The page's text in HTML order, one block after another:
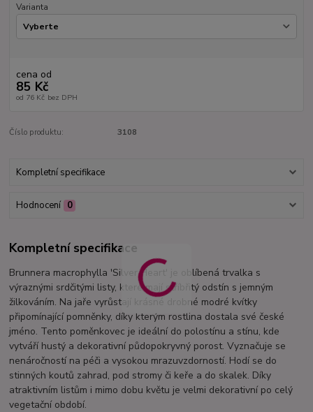
Varianta
cena od
85 Kč
od 76 Kč bez DPH
Číslo produktu: 3108
Kompletní specifikace
Hodnocení 0
Kompletní specifikace
Brunnera macrophylla 'Silver Heart' je oblíbená trvalka s
výraznými srdčitými listy, které mají stříbřitý odstín s jemným
žilkováním. Na jaře vyrůstají krásné drobné modré kvítky
připomínající pomněnky, díky kterým rostlina dostala své české
jméno. Tento poměnkovec je ideální do polostínu a stínu, kde
vytváří hustý a dekorativní půdopokryvný porost. Vyznačuje se
nenáročností na péči a vysokou mrazuvzdorností. Hodí se do
stinných koutů zahrad, pod stromy či keře a do skalek. Díky
atraktivním listům i mimo dobu květu je velmi dekorativní po celý
vegetační období.